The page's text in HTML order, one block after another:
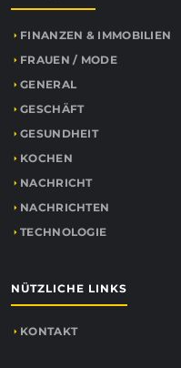
FINANZEN & IMMOBILIEN
FRAUEN / MODE
GENERAL
GESCHÄFT
GESUNDHEIT
KOCHEN
NACHRICHT
NACHRICHTEN
TECHNOLOGIE
NÜTZLICHE LINKS
KONTAKT